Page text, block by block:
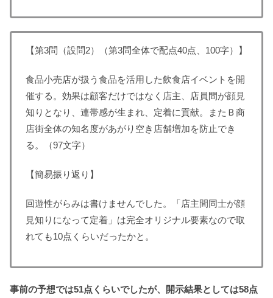
【第3問（設問2）（第3問全体で配点40点、100字）】
食品小売店が扱う食品を活用した飲食店イベントを開
催する。効果は顧客だけではなく店主、店員間が顔見
知りとなり、連帯感が生まれ、定着に貢献。またＢ商
店街全体の知名度があがり空き店舗増加を防止でき
る。（97文字）
【簡易振り返り】
回遊性がらみは書けませんでした。「店主間同士が顔
見知りになって定着」は完全オリジナル要素なので取
れても10点くらいだったかと。
事前の予想では51点くらいでしたが、開示結果としては58点